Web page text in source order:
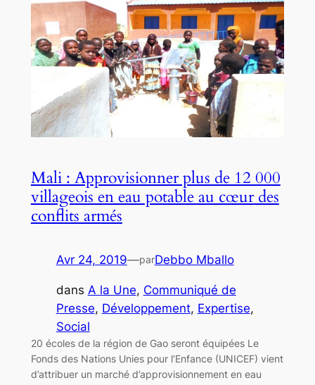
Mali : Approvisionner plus de 12 000
villageois en eau potable au cœur des
conflits armés
Avr 24, 2019—parDebbo Mballo
dans A la Une, Communiqué de
Presse, Développement, Expertise
Social
20 écoles de la région de Gao seront équipées Le
Fonds des Nations Unies pour l’Enfance (UNICEF) vient
d’attribuer un marché d’approvisionnement en eau